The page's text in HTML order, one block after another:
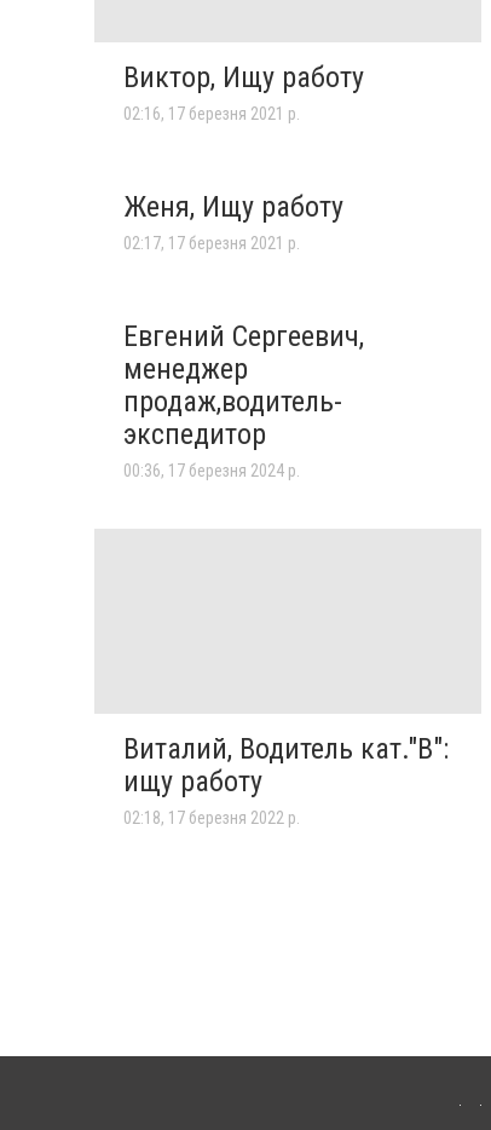
Виктор, Ищу работу
02:16, 17 березня 2021 р.
Женя, Ищу работу
02:17, 17 березня 2021 р.
Евгений Сергеевич,
менеджер
продаж,водитель-
экспедитор
00:36, 17 березня 2024 р.
Виталий, Водитель кат."В":
ищу работу
02:18, 17 березня 2022 р.